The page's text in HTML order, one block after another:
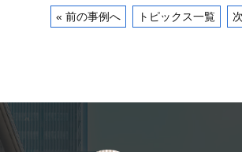
« 前の事例へ トピックス一覧